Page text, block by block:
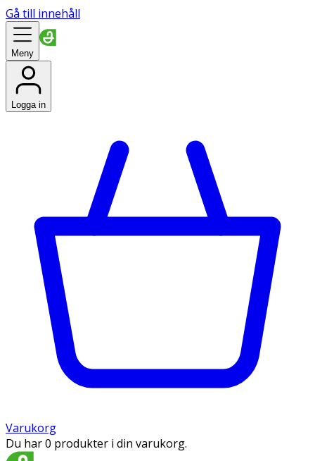
Gå till innehåll
Meny
Logga in
Varukorg
Du har 0 produkter i din varukorg.